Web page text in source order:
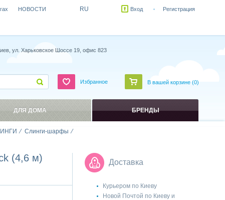
Слинги-шарфы
(4,6 м) Доставка
Курьером по Киеву
Новой Почтой по Киеву и
НОВОСТИ RU Вход Регистрация
ул. Харьковское Шоссе 19, офис 823
Избранное В вашей корзине (0)
ДЛЯ ДОМА БРЕНДЫ